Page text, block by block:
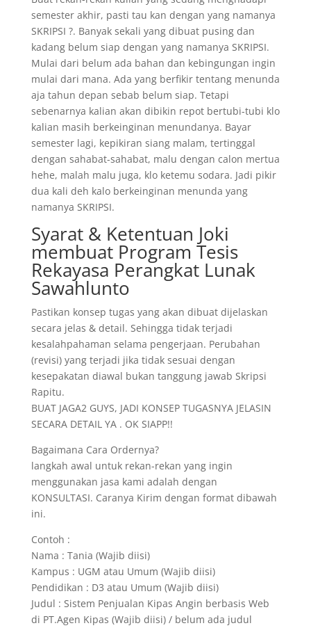
semester akhir, pasti tau kan dengan yang namanya
SKRIPSI ?. Banyak sekali yang dibuat pusing dan
kadang belum siap dengan yang namanya SKRIPSI.
Mulai dari belum ada bahan dan kebingungan ingin
mulai dari mana. Ada yang berfikir tentang menunda
aja tahun depan sebab belum siap. Tetapi
sebenarnya kalian akan dibikin repot bertubi-tubi klo
kalian masih berkeinginan menundanya. Bayar
semester lagi, kepikiran siang malam, tertinggal
dengan sahabat-sahabat, malu dengan calon mertua
hehe, malah malu juga, klo ketemu sodara. Jadi pikir
dua kali deh kalo berkeinginan menunda yang
namanya SKRIPSI.
Syarat & Ketentuan Joki
membuat Program Tesis
Rekayasa Perangkat Lunak
Sawahlunto
Pastikan konsep tugas yang akan dibuat dijelaskan
secara jelas & detail. Sehingga tidak terjadi
kesalahpahaman selama pengerjaan. Perubahan
(revisi) yang terjadi jika tidak sesuai dengan
kesepakatan diawal bukan tanggung jawab Skripsi
Rapitu.
BUAT JAGA2 GUYS, JADI KONSEP TUGASNYA JELASIN
SECARA DETAIL YA . OK SIAPP!!
Bagaimana Cara Ordernya?
langkah awal untuk rekan-rekan yang ingin
menggunakan jasa kami adalah dengan
KONSULTASI. Caranya Kirim dengan format dibawah
ini.
Contoh :
Nama : Tania (Wajib diisi)
Kampus : UGM atau Umum (Wajib diisi)
Pendidikan : D3 atau Umum (Wajib diisi)
Judul : Sistem Penjualan Kipas Angin berbasis Web
di PT.Agen Kipas (Wajib diisi) / belum ada judul